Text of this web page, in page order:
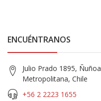
ENCUÉNTRANOS
Julio Prado 1895,
Metropolitana, Chile
+56 2 2223 1655